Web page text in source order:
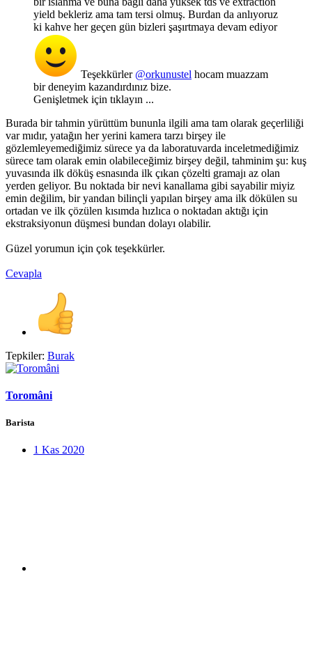
yield bekleriz ama tam tersi olmuş. Burdan da anlıyoruz
ki kahve her geçen gün bizleri şaşırtmaya devam ediyor
Teşekkürler @orkunustel hocam muazzam
bir deneyim kazandırdınız bize.
Genişletmek için tıklayın ...
Burada bir tahmin yürüttüm bununla ilgili ama tam olarak geçerliliği
var mıdır, yatağın her yerini kamera tarzı birşey ile
gözlemleyemediğimiz sürece ya da laboratuvarda inceletmediğimiz
sürece tam olarak emin olabileceğimiz birşey değil, tahminim şu: kuş
yuvasında ilk döküş esnasında ilk çıkan çözelti gramajı az olan
yerden geliyor. Bu noktada bir nevi kanallama gibi sayabilir miyiz
emin değilim, bir yandan bilinçli yapılan birşey ama ilk dökülen su
ortadan ve ilk çözülen kısımda hızlıca o noktadan aktığı için
ekstraksiyonun düşmesi bundan dolayı olabilir.
Güzel yorumun için çok teşekkürler.
Cevapla
Tepkiler: Burak
Toromâni
Barista
1 Kas 2020